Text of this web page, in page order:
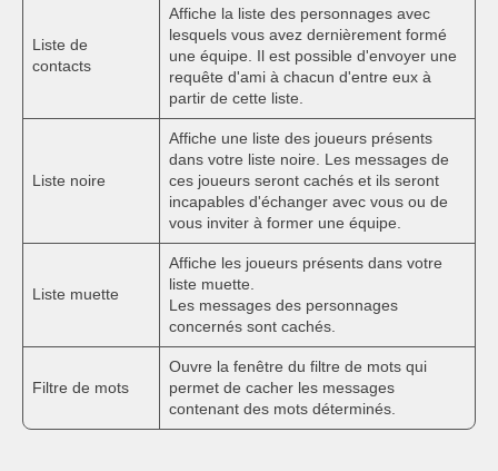
Liste de
contacts
Affiche la liste des personnages avec
lesquels vous avez dernièrement formé
une équipe. Il est possible d'envoyer une
requête d'ami à chacun d'entre eux à
partir de cette liste.
Liste noire
Affiche une liste des joueurs présents
dans votre liste noire. Les messages de
ces joueurs seront cachés et ils seront
incapables d'échanger avec vous ou de
vous inviter à former une équipe.
Liste muette
Affiche les joueurs présents dans votre
liste muette.
Les messages des personnages
concernés sont cachés.
Filtre de mots
Ouvre la fenêtre du filtre de mots qui
permet de cacher les messages
contenant des mots déterminés.